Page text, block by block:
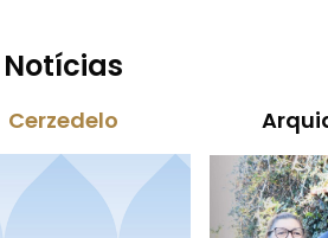
Notícias
Cerzedelo